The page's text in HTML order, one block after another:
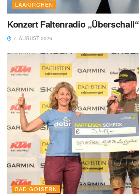
LAAKIRCHEN
Konzert Faltenradio „Überschall“
7. AUGUST 2026
BAD GOISERN